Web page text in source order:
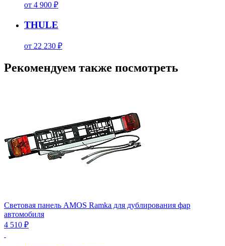
от 4 900 ₽
THULE
от 22 230 ₽
Рекомендуем также посмотреть
Световая панель AMOS Ramka для дублирования фар
автомобиля
4 510 ₽